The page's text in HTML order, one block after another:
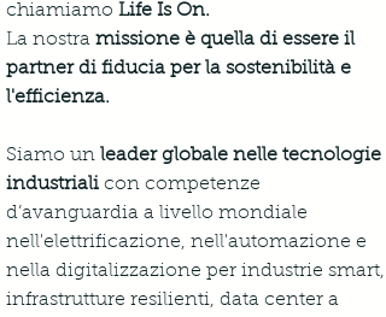
chiamiamo Life Is On.
La nostra missione è quella di essere il
partner di fiducia per la sostenibilità e
l'efficienza.
Siamo un leader globale nelle tecnologie
industriali con competenze
d’avanguardia a livello mondiale
nell'elettrificazione, nell'automazione e
nella digitalizzazione per industrie smart,
infrastrutture resilienti, data center a